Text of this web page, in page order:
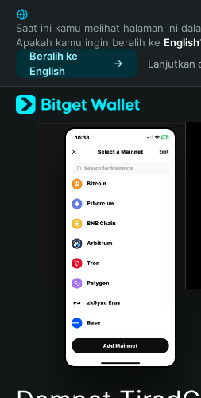
English
日本語
Tiếng Việt
Русский
Español (Latinoamérica)
Türkçe
Italiano
Português (Portugal)
Bahasa Indonesia
Português (Brasil)
Español (Argentina)
Saat ini kamu melihat halaman ini
Apakah kamu ingin beralih ke English
Beralih ke
English
Lanjutkan